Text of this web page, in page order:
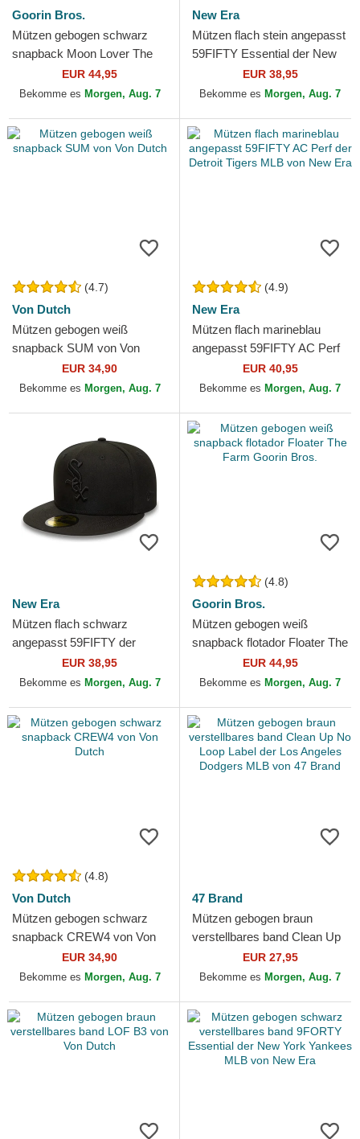
Goorin Bros.
Mützen gebogen schwarz
snapback Moon Lover The
Farm Goorin Bros.
EUR 44,95
Bekomme es Morgen, Aug. 7
New Era
Mützen flach stein angepasst
59FIFTY Essential der New
York Yankees MLB von New
Era
EUR 38,95
Bekomme es Morgen, Aug. 7
(4.7)
Von Dutch
Mützen gebogen weiß
snapback SUM von Von
EUR 34,90
Bekomme es Morgen, Aug. 7
(4.9)
New Era
Mützen flach marineblau
angepasst 59FIFTY AC Perf
der Detroit Tigers MLB von
New Era
EUR 40,95
Bekomme es Morgen, Aug. 7
New Era
Mützen flach schwarz
angepasst 59FIFTY der
Chicago White Sox MLB von
New Era
EUR 38,95
Bekomme es Morgen, Aug. 7
(4.8)
Goorin Bros.
Mützen gebogen weiß
snapback flotador Floater The
Farm Goorin Bros.
EUR 44,95
Bekomme es Morgen, Aug. 7
(4.8)
Von Dutch
Mützen gebogen schwarz
snapback CREW4 von Von
EUR 34,90
Bekomme es Morgen, Aug. 7
47 Brand
Mützen gebogen braun
verstellbares band Clean Up
No Loop Label der Los
Angeles Dodgers MLB von
EUR 27,95
Bekomme es Morgen, Aug. 7